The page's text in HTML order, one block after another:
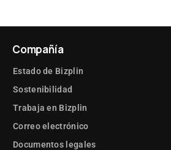
Compañía
Estado de Bizplin
Sostenibilidad
Trabaja en Bizplin
Correo electrónico
Documentos legales